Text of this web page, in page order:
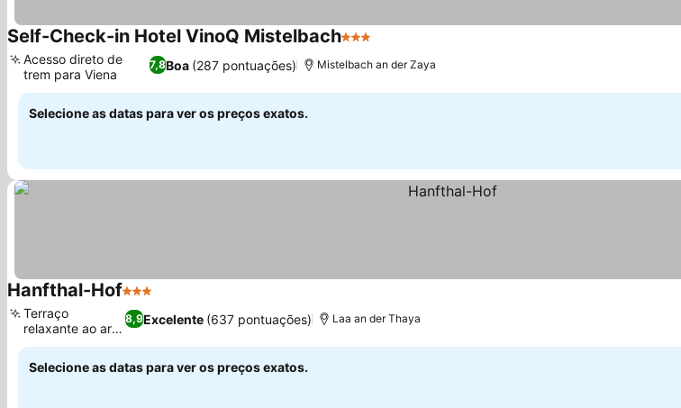
Self-Check-in Hotel VinoQ Mistelbach3 Estrelas
7,8Boa (287 pontuações)
Acesso direto de
trem para Viena
Mistelbach an der Zaya
Selecione as datas para ver os preços exatos.
Hanfthal-Hof3 Estrelas
8,9Excelente (637 pontuações)
Terraço
relaxante ao ar
livre
Laa an der Thaya
Selecione as datas para ver os preços exatos.